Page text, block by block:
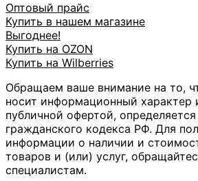
Оптовый прайс
Купить в нашем магазине
Выгоднее!
Купить на OZON
Купить на Wilberries
Обращаем ваше внимание на то,
носит информационный характер
публичной офертой,
гражданского кодекса РФ. Для
информации о наличии и
товаров и (или) услуг,
специалистам.